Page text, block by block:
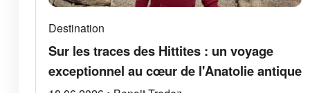
Destination
Sur les traces des Hittites : un voyage
exceptionnel au cœur de l'Anatolie antique